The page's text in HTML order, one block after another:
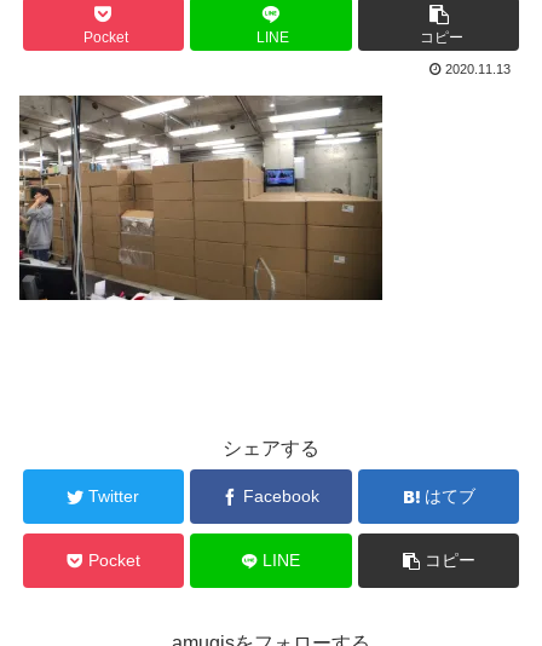
Pocket LINE コピー
2020.11.13
シェアする
Twitter Facebook はてブ
Pocket LINE コピー